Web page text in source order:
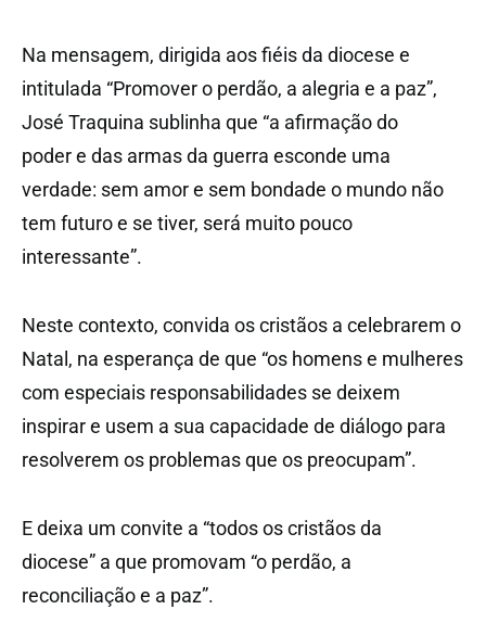
Na mensagem, dirigida aos fiéis da diocese e
intitulada “Promover o perdão, a alegria e a paz”,
José Traquina sublinha que “a afirmação do
poder e das armas da guerra esconde uma
verdade: sem amor e sem bondade o mundo não
tem futuro e se tiver, será muito pouco
interessante”.
Neste contexto, convida os cristãos a celebrarem o
Natal, na esperança de que “os homens e mulheres
com especiais responsabilidades se deixem
inspirar e usem a sua capacidade de diálogo para
resolverem os problemas que os preocupam”.
E deixa um convite a “todos os cristãos da
diocese” a que promovam “o perdão, a
reconciliação e a paz”.